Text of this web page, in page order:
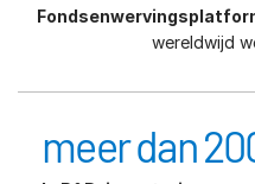
wereldwijd
meer dan